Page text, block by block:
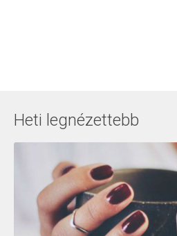
Heti legnézettebb